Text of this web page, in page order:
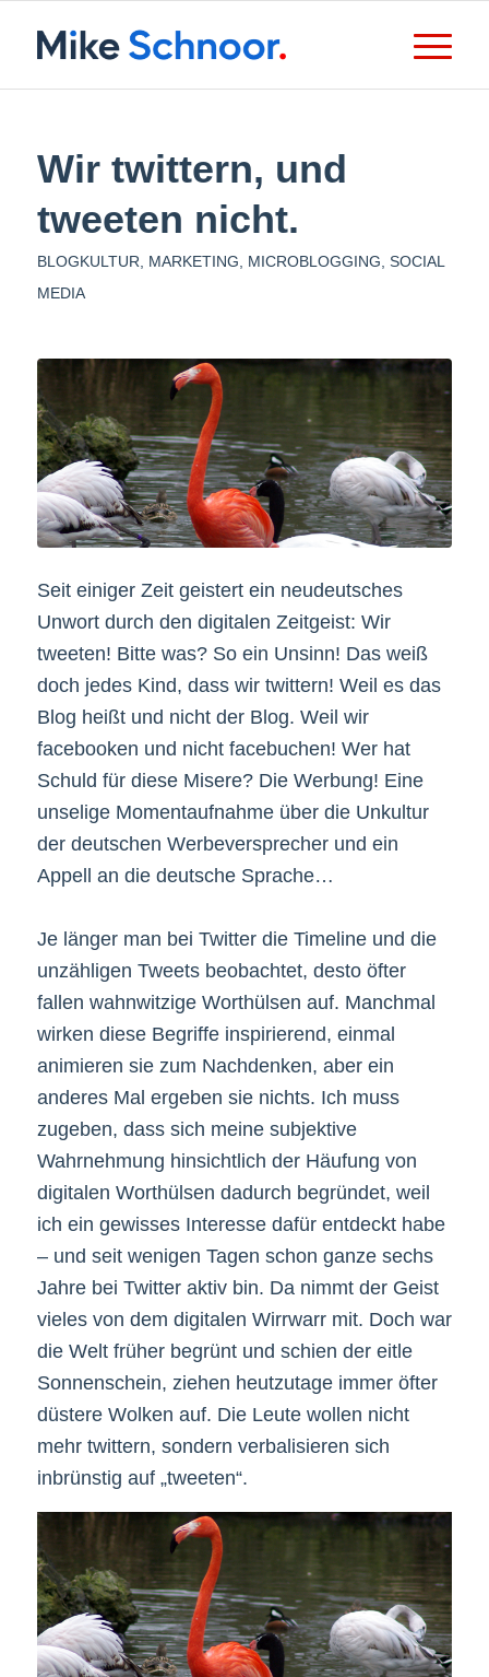
Wir twittern, und
tweeten nicht.
BLOGKULTUR MARKETING MICROBLOGGING SOCIAL
MEDIA
Seit einiger Zeit geistert ein neudeutsches
Unwort durch den digitalen Zeitgeist: Wir
tweeten! Bitte was? So ein Unsinn! Das weiß
doch jedes Kind, dass wir twittern! Weil es das
Blog heißt und nicht der Blog. Weil wir
facebooken und nicht facebuchen! Wer hat
Schuld für diese Misere? Die Werbung! Eine
unselige Momentaufnahme über die Unkultur
der deutschen Werbeversprecher und ein
Appell an die deutsche Sprache…
Je länger man bei Twitter die Timeline und die
unzähligen Tweets beobachtet, desto öfter
fallen wahnwitzige Worthülsen auf. Manchmal
wirken diese Begriffe inspirierend, einmal
animieren sie zum Nachdenken, aber ein
anderes Mal ergeben sie nichts. Ich muss
zugeben, dass sich meine subjektive
Wahrnehmung hinsichtlich der Häufung von
digitalen Worthülsen dadurch begründet, weil
ich ein gewisses Interesse dafür entdeckt habe
– und seit wenigen Tagen schon ganze sechs
Jahre bei Twitter aktiv bin. Da nimmt der Geist
vieles von dem digitalen Wirrwarr mit. Doch war
die Welt früher begrünt und schien der eitle
Sonnenschein, ziehen heutzutage immer öfter
düstere Wolken auf. Die Leute wollen nicht
mehr twittern, sondern verbalisieren sich
inbrünstig auf „tweeten“.